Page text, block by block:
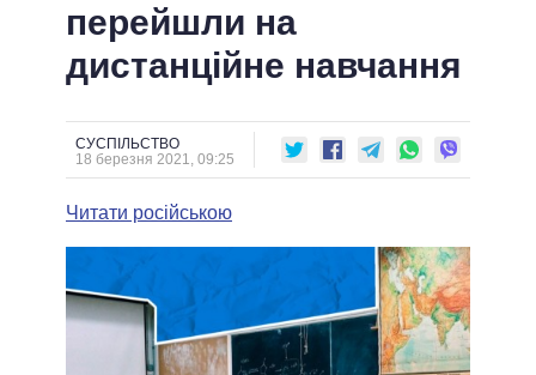
ПОДІЇ
СТАТТІ
ОГЛЯДИ
ДАЙДЖЕСТИ
ЕКОНОМІКА
СУСПІЛЬСТВО
ПОЛIТИКИ
УСІ ПОЛІТИКИ
ПРЕЗИДЕНТ І ОФІС
ВЕРХОВНА РАДА
МЕРИ МІСТ
ВСІ ПЕРСОНИ
ІНФОГРАФІКА
ВІДЕО
ПОРІВНЯННЯ ПОЛІТИКІВ
перейшли на
дистанційне навчання
СУСПІЛЬСТВО
18 березня 2021, 09:25
Читати російською